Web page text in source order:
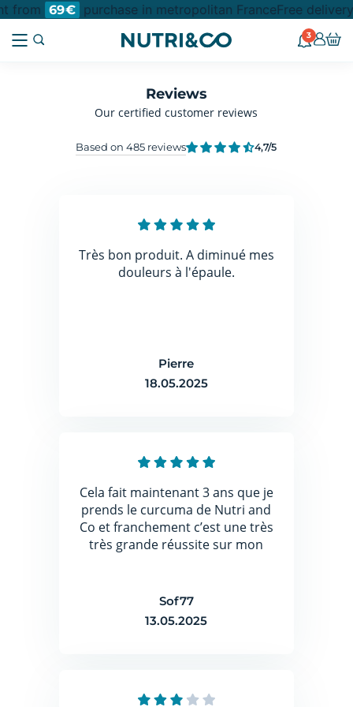
from 69€ purchase in metropolitan FranceFree
3
Reviews
Our certified customer reviews
4,7/5
Based on 485 reviews
Très bon produit. A diminué mes
douleurs à l'épaule.
Pierre
18.05.2025
Cela fait maintenant 3 ans que je
prends le curcuma de Nutri and
Co et franchement c’est une très
très grande réussite sur mon
de suite mais avec le temps je ne
souffre plus du tout, oublié les
crises d’arthrose qui font
le conseille fortement pour
Sof77
13.05.2025